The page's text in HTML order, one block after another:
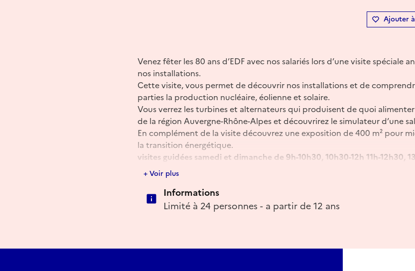
Ajouter
Venez fêter les 80 ans d’EDF avec nos salariés lors d’une visite spéciale
nos installations.
Cette visite, vous permet de découvrir nos installations et de
parties la production nucléaire, éolienne et solaire.
Vous verrez les turbines et alternateurs qui produisent de quoi alimenter
de la région Auvergne-Rhône-Alpes et découvrirez le simulateur d’une
En complément de la visite découvrez une exposition de 400 m² pour
la transition énergétique.
visites guidées samedi et dimanche de 9h-10h30, 10h30-12h 11h-12h30,
16h30
+ Voir plus
Informations
Limité à 24 personnes - a partir de 12 ans